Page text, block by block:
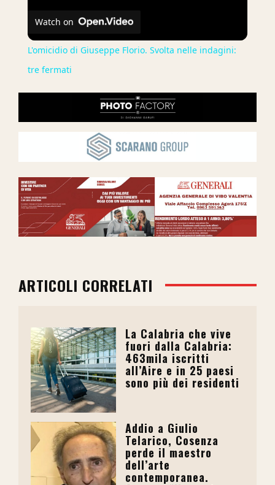
Watch on
L'omicidio di Giuseppe Florio. Svolta nelle indagini:
tre fermati
ARTICOLI CORRELATI
La Calabria che vive
fuori dalla Calabria:
463mila iscritti
all’Aire e in 25 paesi
sono più dei residenti
Addio a Giulio
Telarico, Cosenza
perde il maestro
dell’arte
contemporanea.